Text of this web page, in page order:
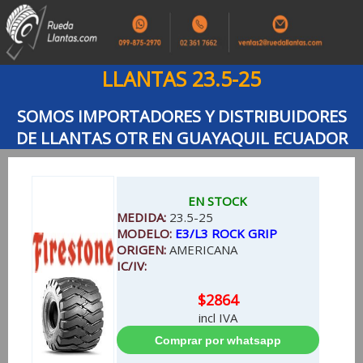
LLANTAS 23.5-25
SOMOS IMPORTADORES Y DISTRIBUIDORES
DE LLANTAS OTR EN GUAYAQUIL ECUADOR
EN STOCK
MEDIDA: 23.5-25
MODELO: E3/L3 ROCK GRIP
ORIGEN: AMERICANA
IC/IV:
$2864
incl IVA